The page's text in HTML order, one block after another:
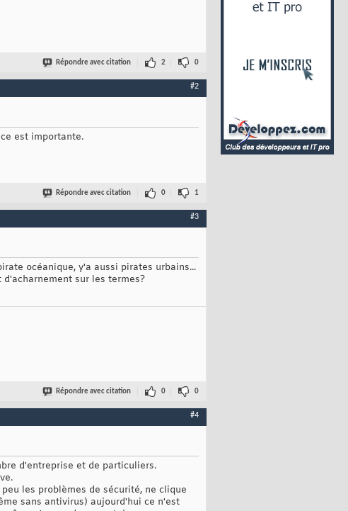
Répondre avec citation 2 0
#2
est importante.
Répondre avec citation 0 1
#3
océanique, y'a aussi pirates urbains...
sur les termes?
Répondre avec citation 0 0
#4
d'entreprise et de particuliers.
les problèmes de sécurité, ne clique
sans antivirus) aujourd'hui ce n'est